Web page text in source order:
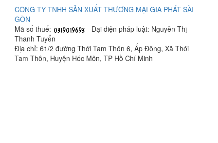
CÔNG TY TNHH SẢN XUẤT THƯƠNG MẠI GIA PHÁT SÀI
GÒN
Mã số thuế:
- Đại diện pháp luật: Nguyễn Thị
Thanh Tuyển
Địa chỉ: 61/2 đường Thới Tam Thôn 6, Ấp Đông, Xã Thới
Tam Thôn, Huyện Hóc Môn, TP Hồ Chí Minh